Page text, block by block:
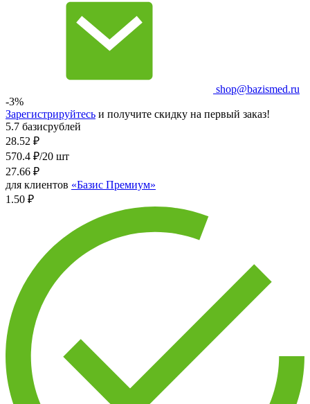
shop@bazismed.ru
-3%
Зарегистрируйтесь и получите скидку на первый заказ!
5.7 базисрублей
28.52 ₽
570.4 ₽/20 шт
27.66 ₽
для клиентов «Базис Премиум»
1.50 ₽